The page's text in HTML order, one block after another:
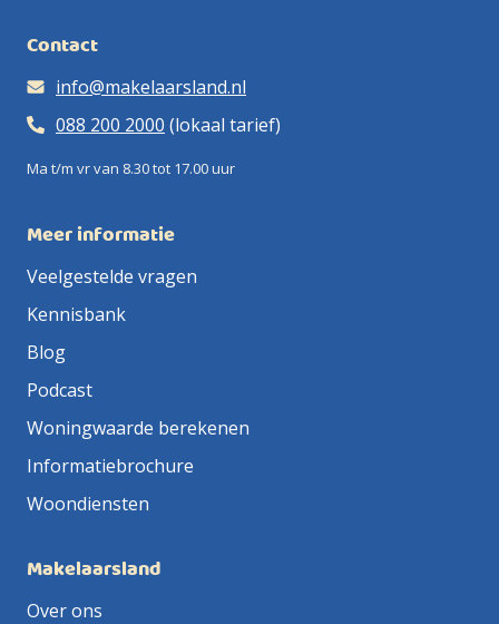
Contact
info@makelaarsland.nl
088 200 2000 (lokaal tarief)
Ma t/m vr van 8.30 tot 17.00 uur
Meer informatie
Veelgestelde vragen
Kennisbank
Blog
Podcast
Woningwaarde berekenen
Informatiebrochure
Woondiensten
Makelaarsland
Over ons